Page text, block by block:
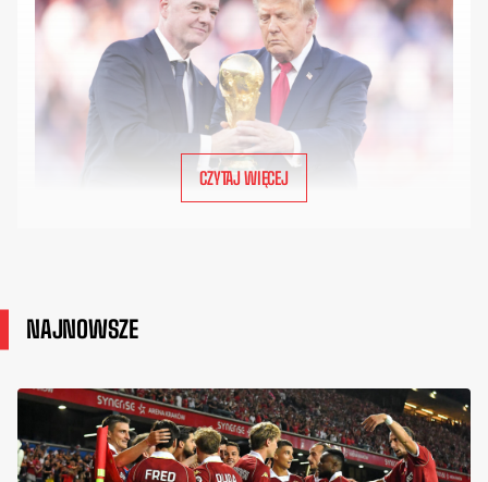
CZYTAJ WIĘCEJ
NAJNOWSZE